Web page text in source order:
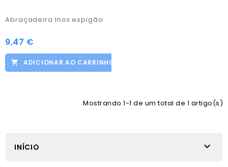
Abraçadeira Inox espigão
9,47 €
ADICIONAR AO CARRINHO
Mostrando 1-1 de um total de 1 artigo(s)
INÍCIO 